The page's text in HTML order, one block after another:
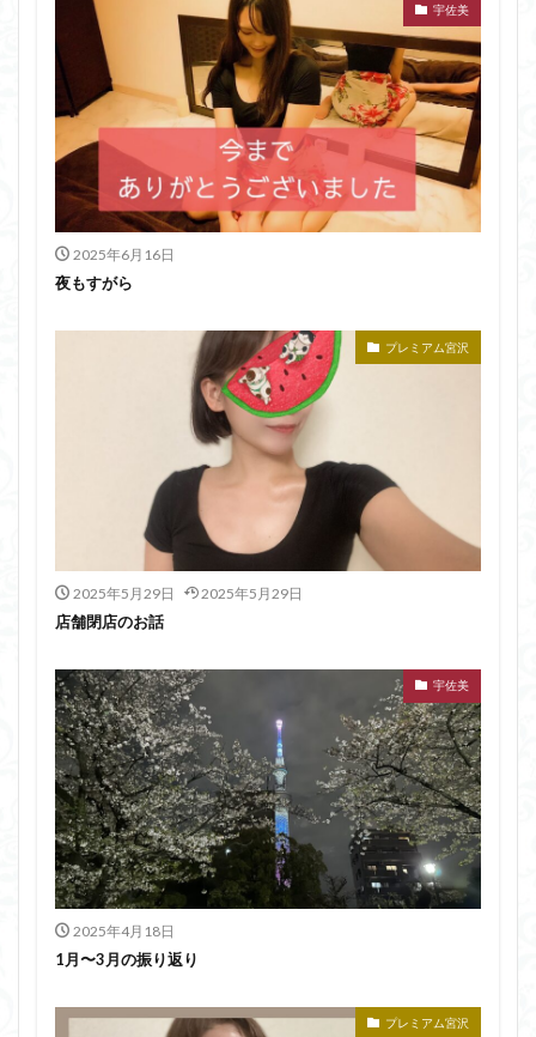
宇佐美
2025年6月16日
夜もすがら
プレミアム宮沢
2025年5月29日 2025年5月29日
店舗閉店のお話
宇佐美
2025年4月18日
1月〜3月の振り返り
プレミアム宮沢